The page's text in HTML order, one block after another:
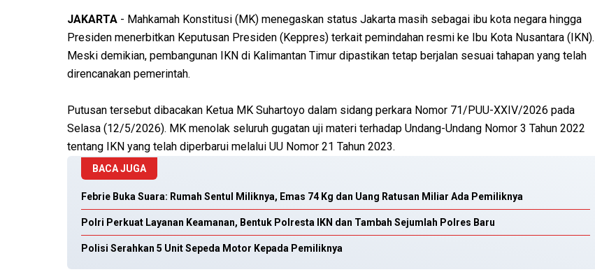
JAKARTA - Mahkamah Konstitusi (MK) menegaskan status Jakarta masih sebagai ibu kota negara hingga
Presiden menerbitkan Keputusan Presiden (Keppres) terkait pemindahan resmi ke Ibu Kota Nusantara (IKN).
Meski demikian, pembangunan IKN di Kalimantan Timur dipastikan tetap berjalan sesuai tahapan yang telah
direncanakan pemerintah.
Putusan tersebut dibacakan Ketua MK Suhartoyo dalam sidang perkara Nomor 71/PUU-XXIV/2026 pada
Selasa (12/5/2026). MK menolak seluruh gugatan uji materi terhadap Undang-Undang Nomor 3 Tahun 2022
tentang IKN yang telah diperbarui melalui UU Nomor 21 Tahun 2023.
BACA JUGA
Febrie Buka Suara: Rumah Sentul Miliknya, Emas 74 Kg dan Uang Ratusan Miliar Ada Pemiliknya
Polri Perkuat Layanan Keamanan, Bentuk Polresta IKN dan Tambah Sejumlah Polres Baru
Polisi Serahkan 5 Unit Sepeda Motor Kepada Pemiliknya